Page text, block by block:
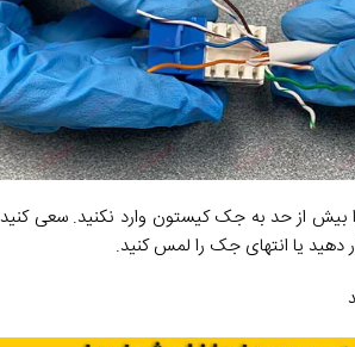
بیش از حد به جک کیستون وارد نکنید. سعی کنید
یا انتهای جک را لمس کنید.